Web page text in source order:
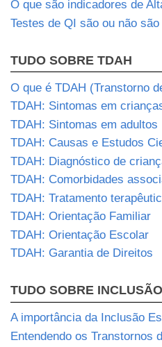
O que são indicadores de
Testes de QI são ou não
TUDO SOBRE TDAH
O que é TDAH (Transtorno
TDAH: Sintomas em
TDAH: Sintomas em adultos
TDAH: Causas e Estudos
TDAH: Diagnóstico de
TDAH: Comorbidades
TDAH: Tratamento
TDAH: Orientação Familiar
TDAH: Orientação Escolar
TDAH: Garantia de Direitos
TUDO SOBRE INCLUSÃO
A importância da Inclusão
Entendendo os Transtornos